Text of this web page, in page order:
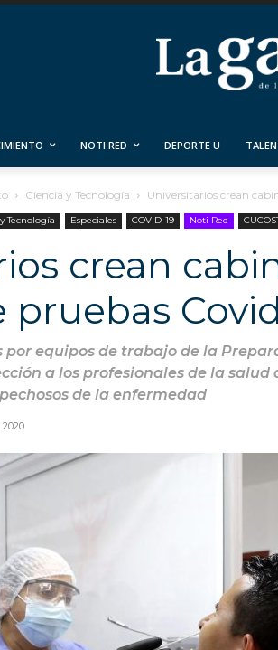
NOTI RED DEPORTE U
Ciencia y Tecnología Universitarios crean
Tecnología Especiales COVID-19 Noti Red
crean
por equipos de trabajo de la
a los profesionales de la salud
de la enfermedad
2020